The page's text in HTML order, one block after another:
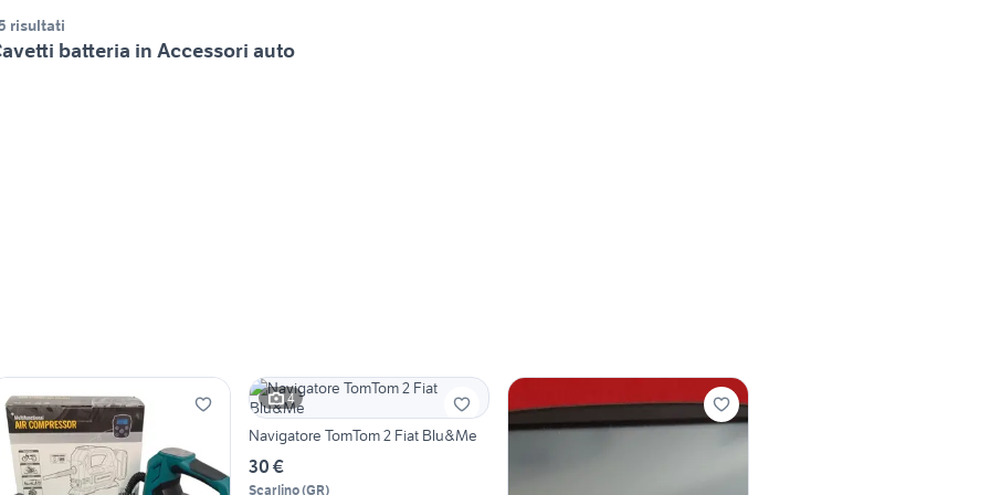
risultati
batteria in Accessori auto
4
Navigatore TomTom 2 Fiat Blu&Me
30 €
Scarlino(GR)